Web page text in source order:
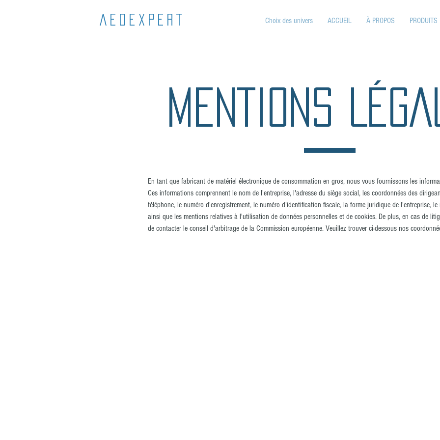
aedexpert Choix des univers ACCUEIL À PROPOS PRODUITS
MENTIONS
En tant que fabricant de matériel électronique de consommation en gros, nous vous fournissons les
Ces informations comprennent le nom de l'entreprise, l'adresse du siège social, les coordonnées des
téléphone, le numéro d'enregistrement, le numéro d'identification fiscale, la forme juridique de l'entreprise,
ainsi que les mentions relatives à l'utilisation de données personnelles et de cookies. De plus, en cas de
de contacter le conseil d'arbitrage de la Commission européenne. Veuillez trouver ci-dessous nos